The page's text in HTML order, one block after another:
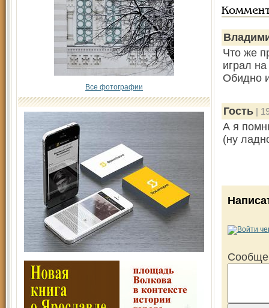
Все фотографии
Что же
играл
Обидно
Гость |
А я
(ну